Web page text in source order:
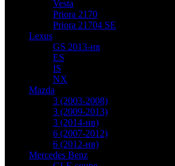
Vesta
Priora 2170
Priora 21704 SE
Lexus
GS 2013-нв
ES
IS
NX
Mazda
3 (2003-2008)
3 (2009-2013)
3 (2014-нв)
6 (2007-2012)
6 (2012-нв)
Mercedes Benz